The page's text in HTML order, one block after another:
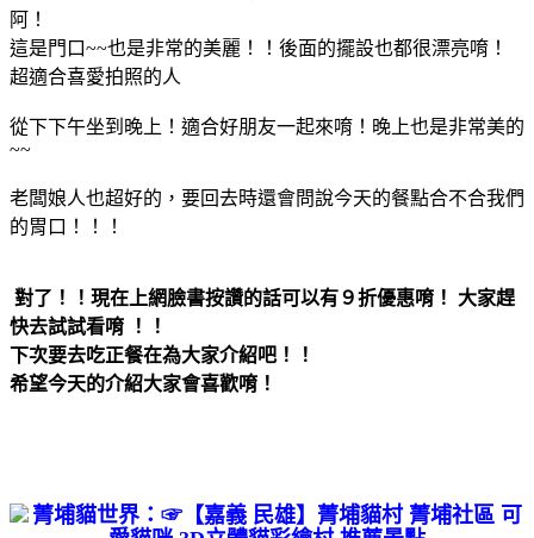
阿！
這是門口~~也是非常的美麗！！後面的擺設也都很漂亮唷！
超適合喜愛拍照的人
從下下午坐到晚上！適合好朋友一起來唷！晚上也是非常美的
~~
老闆娘人也超好的 ，要回去時還會問說今天的餐點合不合我們
的胃口！！！
對了！！現在上網臉書按讚的話可以有９折優惠唷！ 大家趕
快去試試看唷 ！！
下次要去吃正餐在為大家介紹吧！！
希望今天的介紹大家會喜歡唷！